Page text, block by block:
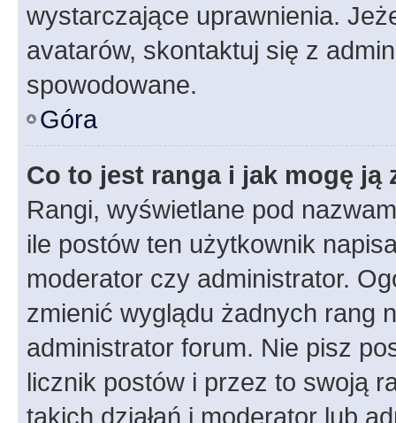
wystarczające uprawnienia.
avatarów, skontaktuj się z
spowodowane.
Góra
Co to jest ranga i jak mogę ją
Rangi, wyświetlane pod
ile postów ten użytkownik
moderator czy administrator.
zmienić wyglądu żadnych rang
administrator forum. Nie pisz
licznik postów i przez to swoją
takich działań i moderator lub